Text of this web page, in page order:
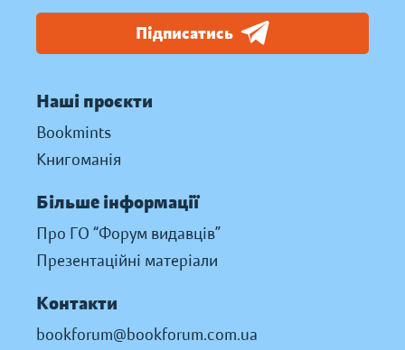
Підписатись
Наші проєкти
Bookmints
Книгоманія
Більше інформації
Про ГО “Форум видавців”
Презентаційні матеріали
Контакти
bookforum@bookforum.com.ua